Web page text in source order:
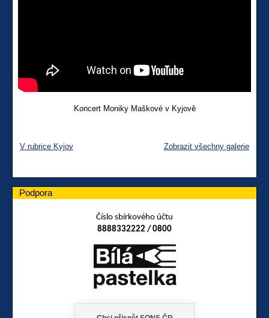
Koncert Moniky Maškové v Kyjově
V rubrice Kyjov Zobrazit všechny galerie
Podpora
Číslo sbírkového účtu
8888332222 / 0800